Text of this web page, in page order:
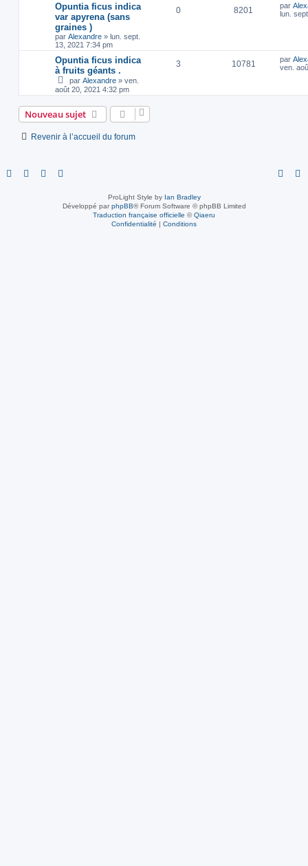
Opuntia ficus indica
var apyrena (sans
graines )
par Alexandre » lun. sept.
13, 2021 7:34 pm
0 8201 par
lun.
Opuntia ficus indica
à fruits géants .
par Alexandre » ven.
août 20, 2021 4:32 pm
3 10781 par
ven.
Nouveau sujet
Revenir à l’accueil du forum
ProLight Style by Ian Bradley
Développé parphpBB® Forum Software © phpBB Limited
Traduction française officielle ©Qiaeru
Confidentialité | Conditions